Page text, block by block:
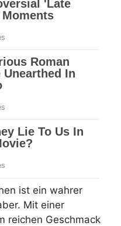
ist ein wahrer
Mit einer
reichen Geschmack